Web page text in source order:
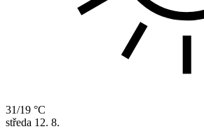
31/19 °C
středa 12. 8.